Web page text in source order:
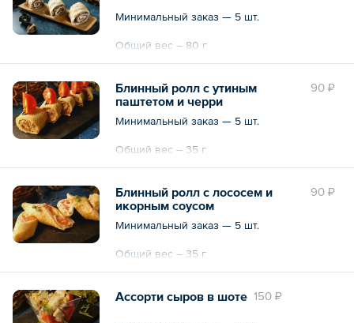
— Чикен-бургер с беконом — 15 шт. по 140
— Фруктовый блинный ролл — 25 шт. по
50 г
Общий вес – 25.8 кг
Минимальный заказ — 5 шт.
Общий вес – 80 г
90 ₽
Блинный ролл с утиным
паштетом и черри
Минимальный заказ — 5 шт.
Общий вес – 35 г
90 ₽
Блинный ролл с лососем и
икорным соусом
Минимальный заказ — 5 шт.
Общий вес – 35 г
150 ₽
Ассорти сыров в шоте